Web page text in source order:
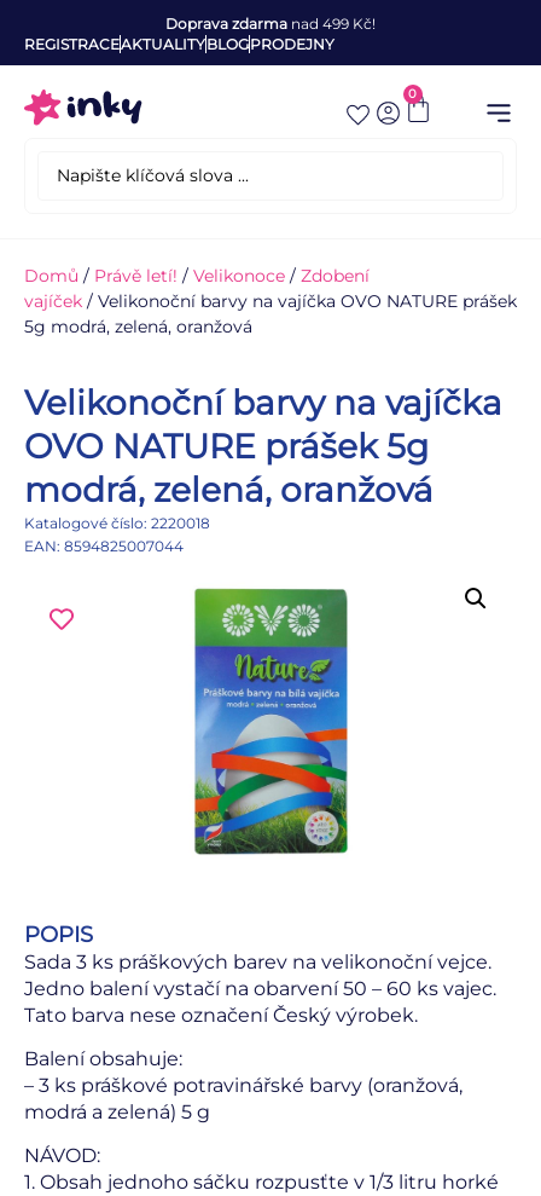
Doprava zdarma nad 499 Kč!
REGISTRACEAKTUALITYBLOGPRODEJNY
0
Domů / Právě letí! / Velikonoce / Zdobení
vajíček / Velikonoční barvy na vajíčka OVO NATURE prášek
5g modrá, zelená, oranžová
Velikonoční barvy na vajíčka
OVO NATURE prášek 5g
modrá, zelená, oranžová
Katalogové číslo: 2220018
EAN: 8594825007044
POPIS
Sada 3 ks práškových barev na velikonoční vejce.
Jedno balení vystačí na obarvení 50 – 60 ks vajec.
Tato barva nese označení Český výrobek.
Balení obsahuje:
– 3 ks práškové potravinářské barvy (oranžová,
modrá a zelená) 5 g
NÁVOD:
1. Obsah jednoho sáčku rozpusťte v 1/3 litru horké